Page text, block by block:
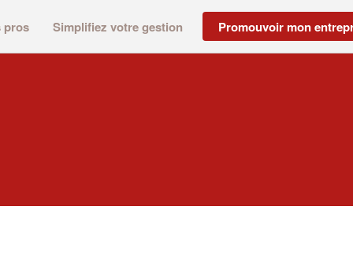
pros Simplifiez votre gestion Promouvoir mon